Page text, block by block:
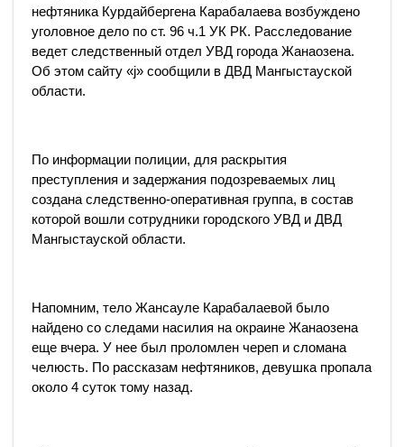
нефтяника Курдайбергена Карабалаева возбуждено
уголовное дело по ст. 96 ч.1 УК РК. Расследование
ведет следственный отдел УВД города Жанаозена.
Об этом сайту «j» сообщили в ДВД Мангыстауской
области.
По информации полиции, для раскрытия
преступления и задержания подозреваемых лиц
создана следственно-оперативная группа, в состав
которой вошли сотрудники городского УВД и ДВД
Мангыстауской области.
Напомним, тело Жансауле Карабалаевой было
найдено со следами насилия на окраине Жанаозена
еще вчера. У нее был проломлен череп и сломана
челюсть. По рассказам нефтяников, девушка пропала
около 4 суток тому назад.